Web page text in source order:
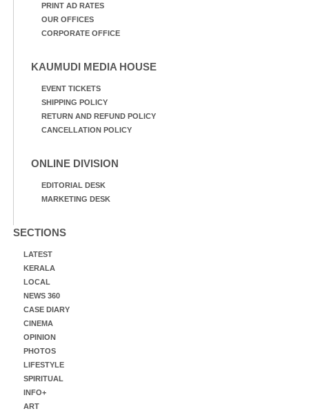
PRINT AD RATES
OUR OFFICES
CORPORATE OFFICE
KAUMUDI MEDIA HOUSE
EVENT TICKETS
SHIPPING POLICY
RETURN AND REFUND POLICY
CANCELLATION POLICY
ONLINE DIVISION
EDITORIAL DESK
MARKETING DESK
SECTIONS
LATEST
KERALA
LOCAL
NEWS 360
CASE DIARY
CINEMA
OPINION
PHOTOS
LIFESTYLE
SPIRITUAL
INFO+
ART